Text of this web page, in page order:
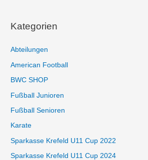
Kategorien
Abteilungen
American Football
BWC SHOP
Fußball Junioren
Fußball Senioren
Karate
Sparkasse Krefeld U11 Cup 2022
Sparkasse Krefeld U11 Cup 2024